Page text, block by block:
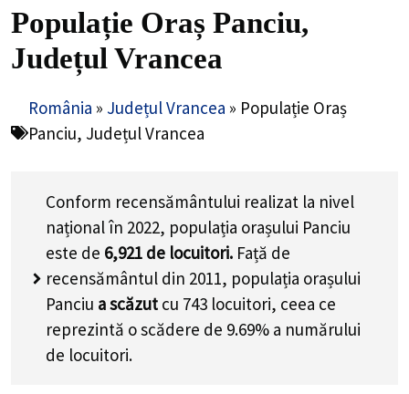
Populație Oraș Panciu,
Județul Vrancea
România » Județul Vrancea » Populație Oraș
Panciu, Județul Vrancea
Conform recensământului realizat la nivel
național în 2022, populația orașului Panciu
este de 6,921 de locuitori. Față de
recensământul din 2011, populația orașului
Panciu a scăzut cu 743 locuitori, ceea ce
reprezintă o scădere de 9.69% a numărului
de locuitori.